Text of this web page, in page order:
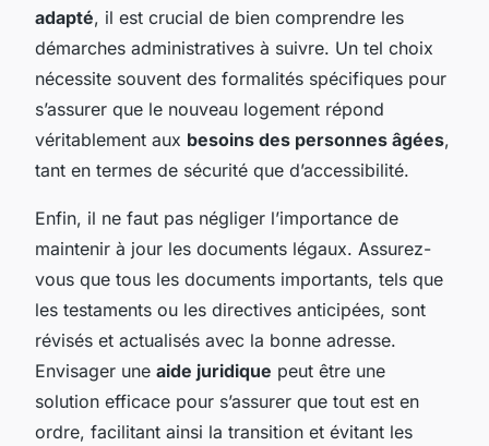
adapté, il est crucial de bien comprendre les
démarches administratives à suivre. Un tel choix
nécessite souvent des formalités spécifiques pour
s’assurer que le nouveau logement répond
véritablement aux besoins des personnes âgées,
tant en termes de sécurité que d’accessibilité.
Enfin, il ne faut pas négliger l’importance de
maintenir à jour les documents légaux. Assurez-
vous que tous les documents importants, tels que
les testaments ou les directives anticipées, sont
révisés et actualisés avec la bonne adresse.
Envisager une aide juridique peut être une
solution efficace pour s’assurer que tout est en
ordre, facilitant ainsi la transition et évitant les